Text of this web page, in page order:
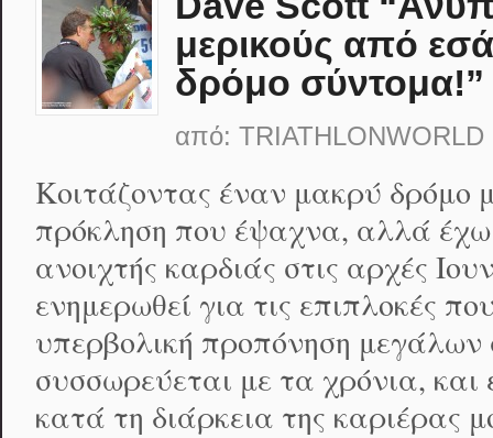
μερικούς από
δρόμο σύντομα!”
από: TRIATHLONWORLD
Κοιτάζοντας έναν μακρύ δρόμο
πρόκληση που έψαχνα, αλλά
ανοιχτής καρδιάς στις αρχές
ενημερωθεί για τις επιπλοκές
υπερβολική προπόνηση
συσσωρεύεται με τα χρόνια, και
κατά τη διάρκεια της